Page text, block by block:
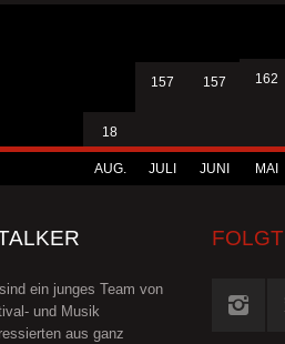
18
AUG.
157
JULI
157
JUNI
162
MAI
ein junges Team von
und Musik
aus ganz
FOLGT